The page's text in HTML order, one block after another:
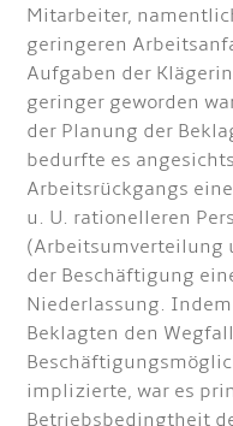
Mitarbeiter,
geringeren
Aufgaben der
geringer geworden
der Planung der
bedurfte es
Arbeitsrückgangs
u. U. rationelleren
(Arbeitsumverteilung
der Beschäftigung
Niederlassung.
Beklagten den
implizierte, war es
Betriebsbedingtheit